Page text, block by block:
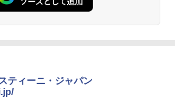
ティーニ・ジャパン